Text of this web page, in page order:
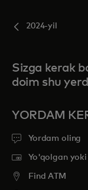
2024-yil
Sizga kerak
doim shu
YORDAM
Yordam oling
Yo'qolgan
Find ATM